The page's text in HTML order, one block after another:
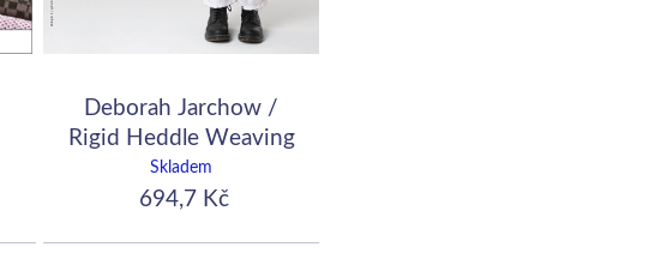
Deborah Jarchow /
Rigid Heddle Weaving
Basics and Beyond
Skladem
694,7 Kč